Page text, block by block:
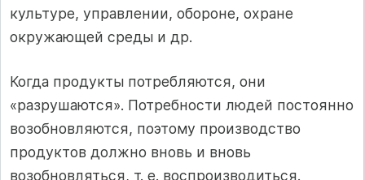
культуре, управлении, обороне, охране
окружающей среды и др.
Когда продукты потребляются, они
«разрушаются». Потребности людей постоянно
возобновляются, поэтому производство
продуктов должно вновь и вновь
возобновляться, т. е. воспроизводиться.